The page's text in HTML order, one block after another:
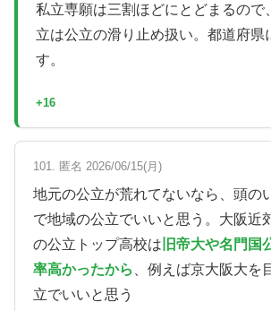
私立専願は三割ほどにとどまるので
立は公立の滑り止め扱い。都道府県
す。
+16
101. 匿名 2026/06/15(月)
地元の公立が荒れてないなら、頭の
で地域の公立でいいと思う。大阪近
の公立トップ高校は 旧帝大や名門国
率高かったから
、例えば京大阪大を
立でいいと思う